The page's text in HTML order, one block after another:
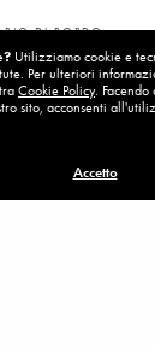
DI BORDO
vince sempre
2018
cambiare ci vuole coraggio
2018
Utilizziamo cookie e
Per ulteriori
Cookie Policy. Facendo
sito, acconsenti
Accetto